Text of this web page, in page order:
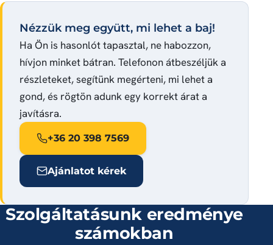
Nézzük meg együtt, mi lehet a baj!
Ha Ön is hasonlót tapasztal, ne habozzon,
hívjon minket bátran. Telefonon átbeszéljük a
részleteket, segítünk megérteni, mi lehet a
gond, és rögtön adunk egy korrekt árat a
javításra.
+36 20 398 7569
Ajánlatot kérek
Szolgáltatásunk eredménye
számokban